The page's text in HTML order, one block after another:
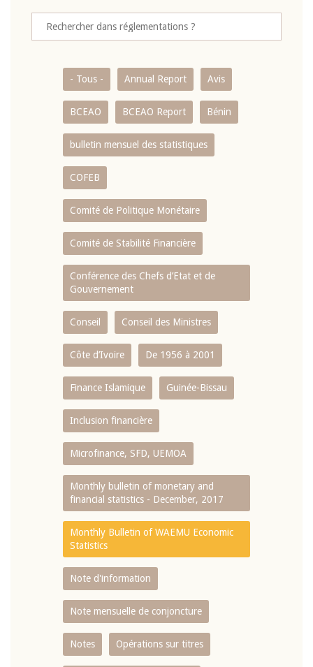
- Tous - Annual Report Avis
BCEAO BCEAO Report Bénin
bulletin mensuel des statistiques
COFEB
Comité de Politique Monétaire
Comité de Stabilité Financière
Conférence des Chefs d’Etat et de
Gouvernement
Conseil Conseil des Ministres
Côte d’Ivoire De 1956 à 2001
Finance Islamique Guinée-Bissau
Inclusion financière
Microfinance, SFD, UEMOA
Monthly bulletin of monetary and
financial statistics - December, 2017
Monthly Bulletin of WAEMU Economic
Statistics
Note d'information
Note mensuelle de conjoncture
Notes Opérations sur titres